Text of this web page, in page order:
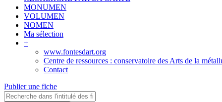
MONUMEN
VOLUMEN
NOMEN
Ma sélection
+
www.fontesdart.org
Centre de ressources : conservatoire des Arts de la
Contact
Publier une fiche